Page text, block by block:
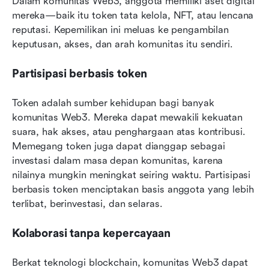
mereka—baik itu token tata kelola, NFT, atau lencana
reputasi. Kepemilikan ini meluas ke pengambilan
keputusan, akses, dan arah komunitas itu sendiri.
Partisipasi berbasis token
Token adalah sumber kehidupan bagi banyak
komunitas Web3. Mereka dapat mewakili kekuatan
suara, hak akses, atau penghargaan atas kontribusi.
Memegang token juga dapat dianggap sebagai
investasi dalam masa depan komunitas, karena
nilainya mungkin meningkat seiring waktu. Partisipasi
berbasis token menciptakan basis anggota yang lebih
terlibat, berinvestasi, dan selaras.
Kolaborasi tanpa kepercayaan
Berkat teknologi blockchain, komunitas Web3 dapat